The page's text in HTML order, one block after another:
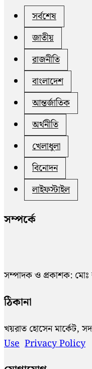
সর্বশেষ
জাতীয়
রাজনীতি
বাংলাদেশ
আন্তর্জাতিক
অর্থনীতি
খেলাধুলা
বিনোদন
লাইফস্টাইল
সম্পর্কে
সম্পাদক ও প্রকাশক: মোঃ
ঠিকানা
খয়রাত হোসেন মার্কেট,
Use Privacy Policy